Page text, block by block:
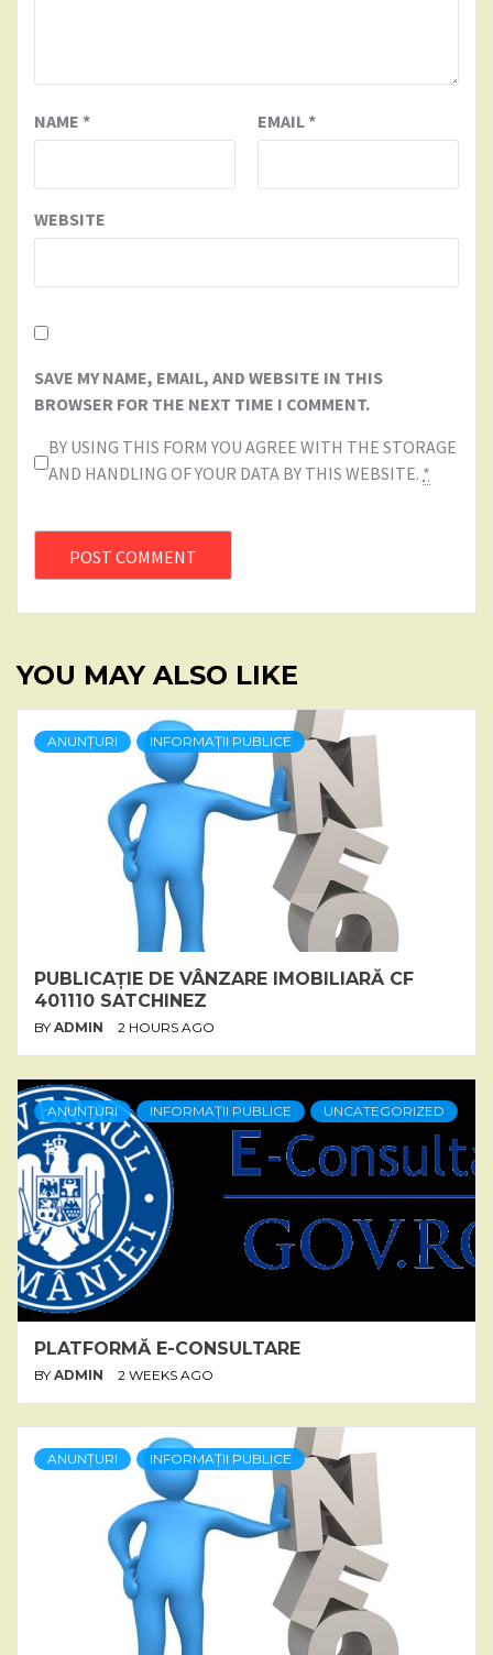
NAME * EMAIL*
WEBSITE
SAVE MY NAME, EMAIL, AND WEBSITE IN THIS
BROWSER FOR THE NEXT TIME I COMMENT.
BY USING THIS FORM YOU AGREE WITH THE STORAGE
AND HANDLING OF YOUR DATA BY THIS WEBSITE. *
YOU MAY ALSO LIKE
ANUNȚURI INFORMAȚII PUBLICE
PUBLICAȚIE DE VÂNZARE IMOBILIARĂ CF
401110 SATCHINEZ
BY ADMIN 2 HOURS AGO
ANUNȚURI INFORMAȚII PUBLICE UNCATEGORIZED
PLATFORMĂ E-CONSULTARE
BY ADMIN 2 WEEKS AGO
ANUNȚURI INFORMAȚII PUBLICE